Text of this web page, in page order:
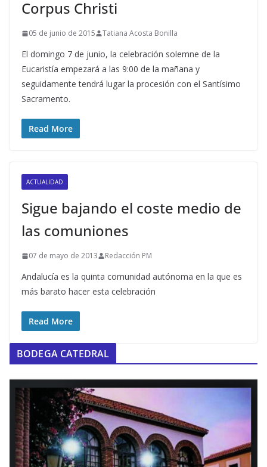
Corpus Christi
05 de junio de 2015 Tatiana Acosta Bonilla
El domingo 7 de junio, la celebración solemne de la
Eucaristía empezará a las 9:00 de la mañana y
seguidamente tendrá lugar la procesión con el Santísimo
Sacramento.
Read More
ACTUALIDAD
Sigue bajando el coste medio de
las comuniones
07 de mayo de 2013 Redacción PM
Andalucía es la quinta comunidad autónoma en la que es
más barato hacer esta celebración
Read More
BODEGA CATEDRAL